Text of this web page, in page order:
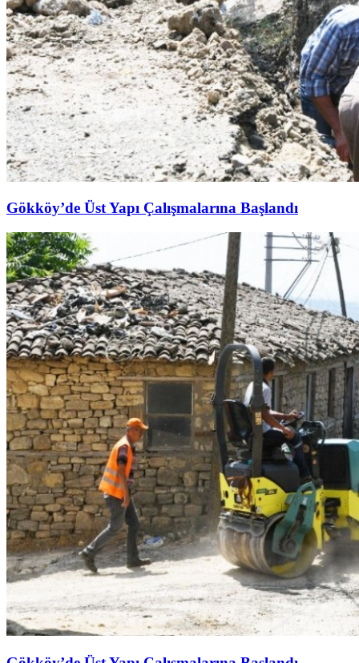
Gökköy’de Üst Yapı Çalışmalarına Başlandı